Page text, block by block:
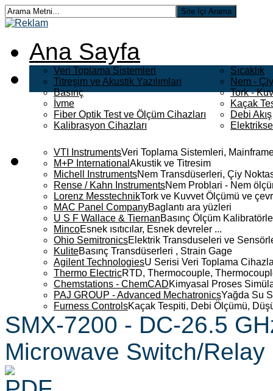
Ana Sayfa
Veri Toplama Sistemleri
Titreşim ve Akustik Yazılımları
Basınç
İvme
Fiber Optik Test ve Ölçüm Cihazları
Kalibrasyon Cihazları
Sıcaklık
Nem -
Tork -
Kaçak
Debi Akış
VTI InstrumentsVeri Toplama Sistemleri,
M+P International Akustik ve Titresim
Michell InstrumentsNem Transdüserleri, Çiy
Rense / Kahn InstrumentsNem Problari - Nem
Lorenz MesstechnikTork ve Kuvvet Ölçümü ve
MAC Panel CompanyBaglantı ara yüzleri
U S F Wallace & TiernanBasınç Ölçüm
MincoEsnek ısıtıcılar, Esnek devreler ...
Ohio SemitronicsElektrik Transduseleri ve
KuliteBasınç Transdüserleri , Strain Gage
Agilent TechnologiesU Serisi Veri Toplama
Thermo ElectricRTD, Thermocouple,
Chemstations - ChemCADKimyasal Proses
PAJ GROUP - Advanced MechatronicsYağda Su
Furness ControlsKaçak Tespiti, Debi Ölçümü,
SMX-7200 - DC-26.5
Microwave Switch/Relay